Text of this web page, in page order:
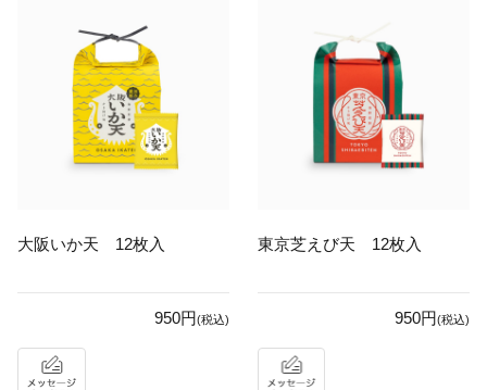
大阪いか天 12枚入
950円(税込)
東京芝えび天 12枚入
950円(税込)